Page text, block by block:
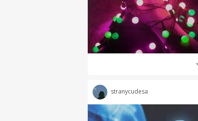
stranycudesa